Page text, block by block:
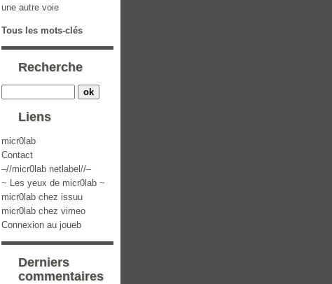
une autre voie
Tous les mots-clés
Recherche
Liens
micr0lab
Contact
–//micr0lab netlabel//–
~ Les yeux de micr0lab ~
micr0lab chez issuu
micr0lab chez vimeo
Connexion au joueb
Derniers
commentaires